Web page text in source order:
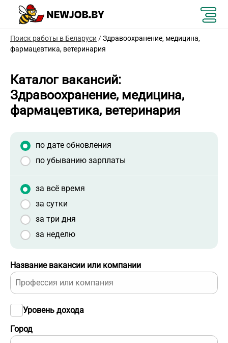
Поиск работы в Беларуси /Здравоохранение, медицина,
фармацевтика, ветеринария
Каталог вакансий:
Здравоохранение, медицина,
фармацевтика, ветеринария
Название вакансии или компании
Город
Уровень дохода
по дате обновления
по убыванию зарплаты
за всё время
за сутки
за три дня
за неделю